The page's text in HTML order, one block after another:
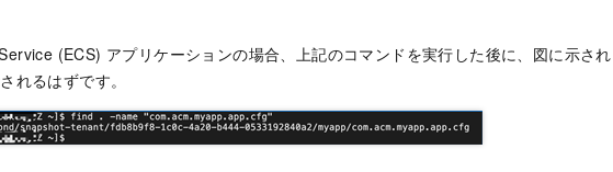
(ECS) アプリケーションの場合、上記のコマンドを実行した後に、図に示され
れるはずです。